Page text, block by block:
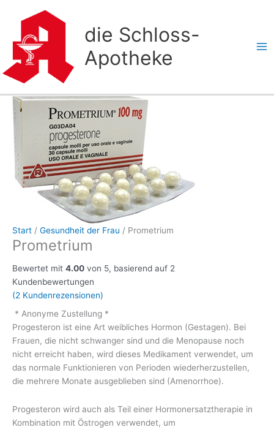
Inhalt
springen
die Schloss-
Apotheke
Start / Gesundheit der Frau / Prometrium
Prometrium
Bewertet mit 4.00 von 5, basierend auf 2
Kundenbewertungen
(2 Kundenrezensionen)
* Anonyme Zustellung *
Progesteron ist eine Art weibliches Hormon (Gestagen). Bei
Frauen, die nicht schwanger sind und die Menopause noch
nicht erreicht haben, wird dieses Medikament verwendet, um
das normale Funktionieren von Perioden wiederherzustellen,
die mehrere Monate ausgeblieben sind (Amenorrhoe).
Progesteron wird auch als Teil einer Hormonersatztherapie in
Kombination mit Östrogen verwendet, um